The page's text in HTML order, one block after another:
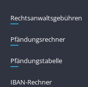
Rechtsanwaltsgebühren
Pfändungs­rechner
Pfändungs­tabelle
IBAN-Rechner